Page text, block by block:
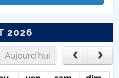
2026
Aujourd'hui